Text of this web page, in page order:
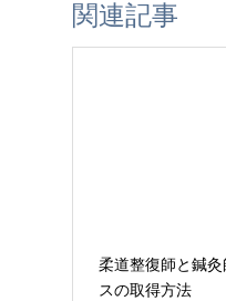
関連記事
柔道整復師と鍼
スの取得方法